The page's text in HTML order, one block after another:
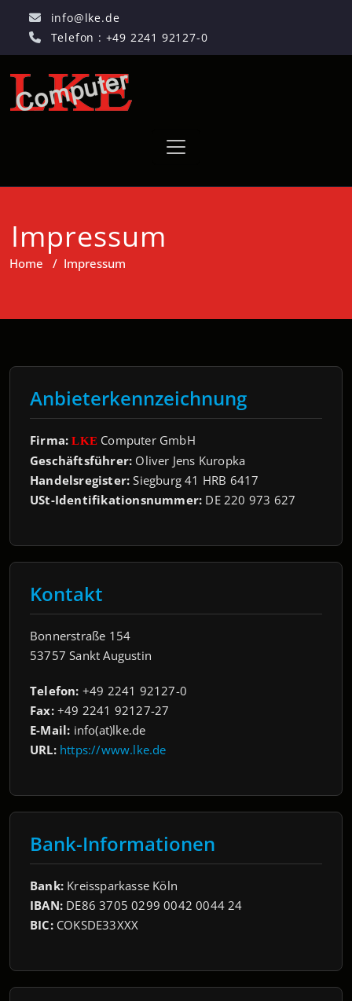
info@lke.de
Telefon : +49 2241 92127-0
Impressum
Home / Impressum
Anbieterkennzeichnung
Firma: LKE Computer GmbH
Geschäftsführer: Oliver Jens Kuropka
Handelsregister: Siegburg 41 HRB 6417
USt-Identifikationsnummer: DE 220 973 627
Kontakt
Bonnerstraße 154
53757 Sankt Augustin
Telefon: +49 2241 92127-0
Fax:+49 2241 92127-27
E-Mail: info(at)lke.de
URL: https://www.lke.de
Bank-Informationen
Bank: Kreissparkasse Köln
IBAN: DE86 3705 0299 0042 0044 24
BIC:COKSDE33XXX